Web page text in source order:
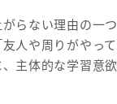
らない理由の一
人や周りがやっ
主体的な学習意